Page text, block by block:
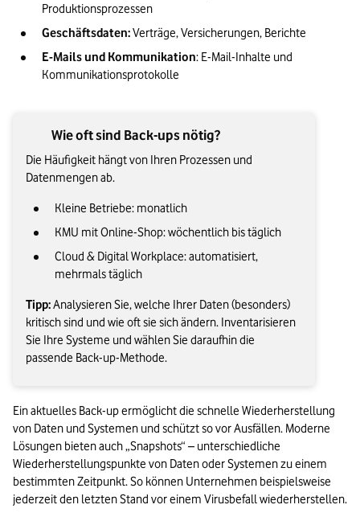
Produktionsprozessen
Geschäftsdaten: Verträge, Versicherungen, Berichte
E-Mails und Kommunikation: E-Mail-Inhalte und
Kommunikationsprotokolle
Wie oft sind Back-ups nötig?
Die Häufigkeit hängt von Ihren Prozessen und
Datenmengen ab.
Kleine Betriebe: monatlich
KMU mit Online-Shop: wöchentlich bis täglich
Cloud & Digital Workplace: automatisiert,
mehrmals täglich
Tipp:Analysieren Sie, welche Ihrer Daten (besonders)
kritisch sind und wie oft sie sich ändern. Inventarisieren
Sie Ihre Systeme und wählen Sie daraufhin die
passende Back-up-Methode.
Ein aktuelles Back-up ermöglicht die schnelle Wiederherstellung
von Daten und Systemen und schützt so vor Ausfällen. Moderne
Lösungen bieten auch „Snapshots“ – unterschiedliche
Wiederherstellungspunkte von Daten oder Systemen zu einem
bestimmten Zeitpunkt. So können Unternehmen beispielsweise
jederzeit den letzten Stand vor einem Virusbefall wiederherstellen.